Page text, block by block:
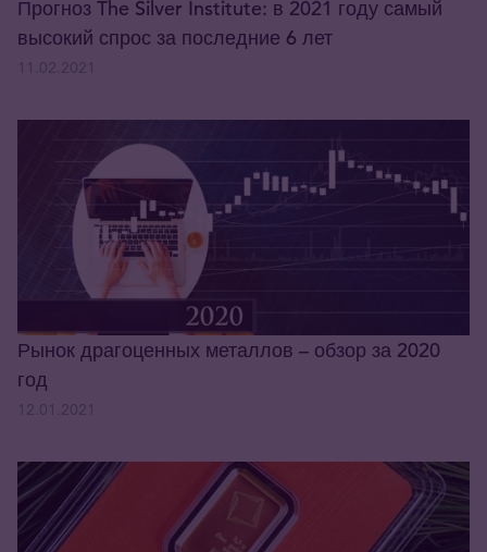
Прогноз The Silver Institute: в 2021 году самый
высокий спрос за последние 6 лет
Рынок драгоценных металлов – обзор за 2020
год